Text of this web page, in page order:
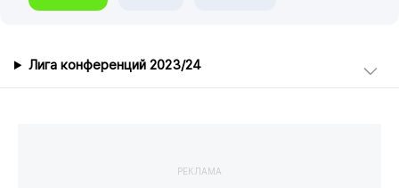
Лига конференций 2023/24
РЕКЛАМА